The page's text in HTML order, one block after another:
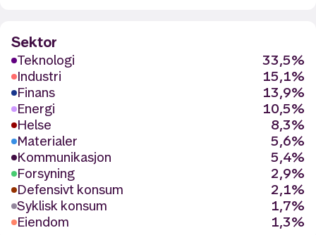
Sektor
Teknologi
33,5%
Industri
15,1%
Finans
13,9%
Energi
10,5%
Helse
8,3%
Materialer
5,6%
Kommunikasjon
5,4%
Forsyning
2,9%
Defensivt konsum
2,1%
Syklisk konsum
1,7%
Eiendom
1,3%